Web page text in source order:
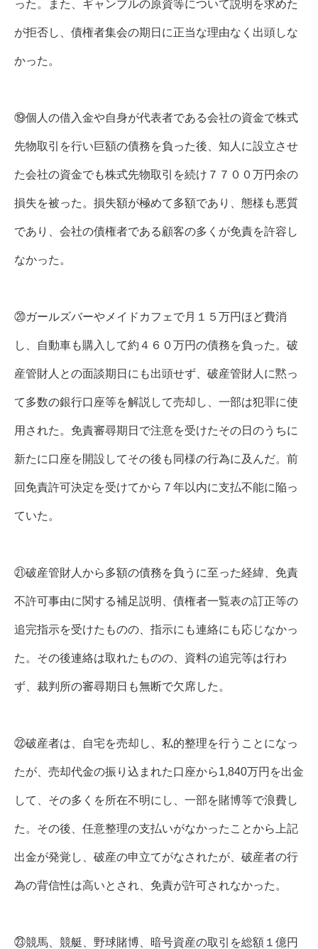
った。また、ギャンブルの原資等について説明を求めた
が拒否し、債権者集会の期日に正当な理由なく出頭しな
かった。
⑲個人の借入金や自身が代表者である会社の資金で株式
先物取引を行い巨額の債務を負った後、知人に設立させ
た会社の資金でも株式先物取引を続け７７００万円余の
損失を被った。損失額が極めて多額であり、態様も悪質
であり、会社の債権者である顧客の多くが免責を許容し
なかった。
⑳ガールズバーやメイドカフェで月１５万円ほど費消
し、自動車も購入して約４６０万円の債務を負った。破
産管財人との面談期日にも出頭せず、破産管財人に黙っ
て多数の銀行口座等を解説して売却し、一部は犯罪に使
用された。免責審尋期日で注意を受けたその日のうちに
新たに口座を開設してその後も同様の行為に及んだ。前
回免責許可決定を受けてから７年以内に支払不能に陥っ
ていた。
㉑破産管財人から多額の債務を負うに至った経緯、免責
不許可事由に関する補足説明、債権者一覧表の訂正等の
追完指示を受けたものの、指示にも連絡にも応じなかっ
た。その後連絡は取れたものの、資料の追完等は行わ
ず、裁判所の審尋期日も無断で欠席した。
㉒破産者は、自宅を売却し、私的整理を行うことになっ
たが、売却代金の振り込まれた口座から1,840万円を出金
して、その多くを所在不明にし、一部を賭博等で浪費し
た。その後、任意整理の支払いがなかったことから上記
出金が発覚し、破産の申立てがなされたが、破産者の行
為の背信性は高いとされ、免責が許可されなかった。
㉓競馬、競艇、野球賭博、暗号資産の取引を総額１億円